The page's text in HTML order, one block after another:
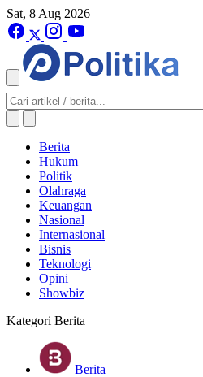
Sat, 8 Aug 2026
Berita
Hukum
Politik
Olahraga
Keuangan
Nasional
Internasional
Bisnis
Teknologi
Opini
Showbiz
Kategori Berita
Berita